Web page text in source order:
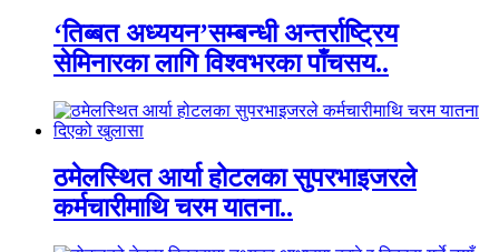
‘तिब्बत अध्ययन’सम्बन्धी अन्तर्राष्ट्रिय
सेमिनारका लागि विश्वभरका पाँचसय..
ठमेलस्थित आर्या होटलका सुपरभाइजरले
कर्मचारीमाथि चरम यातना..